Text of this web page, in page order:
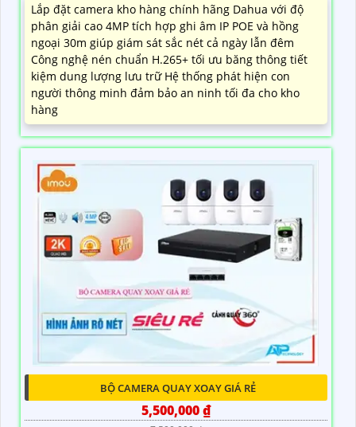
Lắp đặt camera kho hàng chính hãng Dahua với độ
phân giải cao 4MP tích hợp ghi âm IP POE và hồng
ngoại 30m giúp giám sát sắc nét cả ngày lẫn đêm
Công nghệ nén chuẩn H.265+ tối ưu băng thông tiết
kiệm dung lượng lưu trữ Hệ thống phát hiện con
người thông minh đảm bảo an ninh tối đa cho kho
hàng
BỘ CAMERA QUAY XOAY GIÁ RẺ
5,500,000 ₫